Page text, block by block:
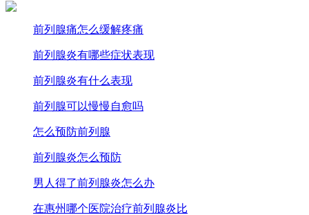
前列腺痛怎么缓解疼痛
前列腺炎有哪些症状表现
前列腺炎有什么表现
前列腺可以慢慢自愈吗
怎么预防前列腺
前列腺炎怎么预防
男人得了前列腺炎怎么办
在惠州哪个医院治疗前列腺炎比